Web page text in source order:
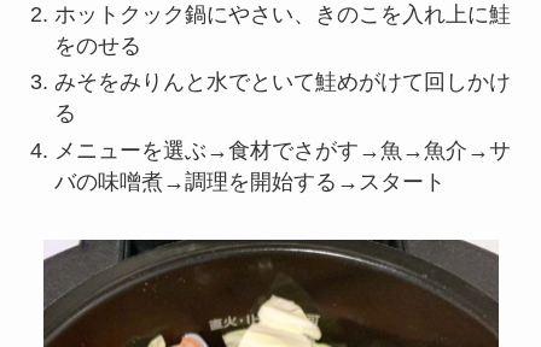
ホットクック鍋にやさい、きのこを入れ上に鮭
をのせる
みそをみりんと水でといて鮭めがけて回しかけ
る
メニューを選ぶ→食材でさがす→魚→魚介→サ
バの味噌煮→調理を開始する→スタート